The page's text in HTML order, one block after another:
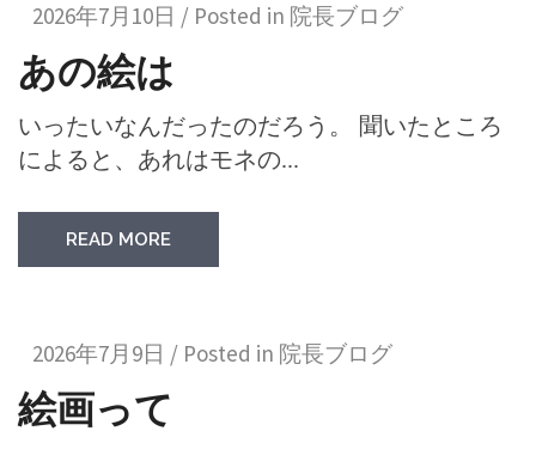
2026年7月10日 / Posted in 院長ブログ
あの絵は
いったいなんだったのだろう。 聞いたところ
によると、あれはモネの...
READ MORE
2026年7月9日 / Posted in 院長ブログ
絵画って